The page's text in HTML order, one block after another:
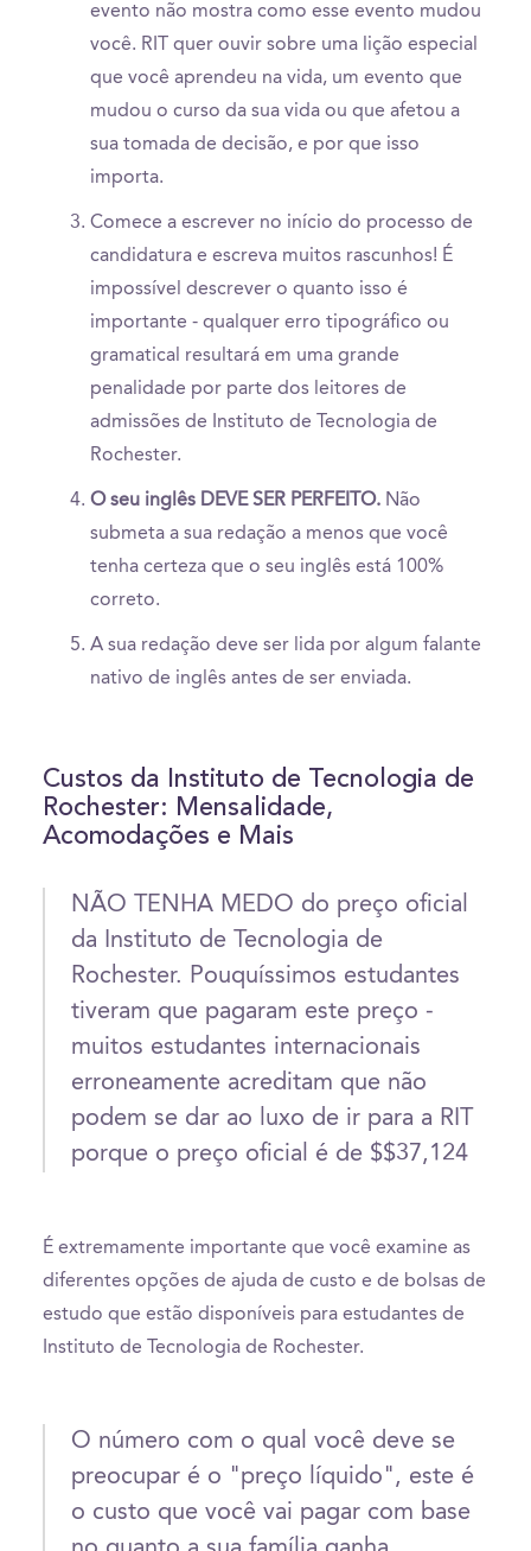
evento não mostra como esse evento mudou
você. RIT quer ouvir sobre uma lição especial
que você aprendeu na vida, um evento que
mudou o curso da sua vida ou que afetou a
sua tomada de decisão, e por que isso
importa.
Comece a escrever no início do processo de
candidatura e escreva muitos rascunhos! É
impossível descrever o quanto isso é
importante - qualquer erro tipográfico ou
gramatical resultará em uma grande
penalidade por parte dos leitores de
admissões de Instituto de Tecnologia de
Rochester.
O seu inglês DEVE SER PERFEITO. Não
submeta a sua redação a menos que você
tenha certeza que o seu inglês está 100%
correto.
A sua redação deve ser lida por algum falante
nativo de inglês antes de ser enviada.
Custos da Instituto de Tecnologia de
Rochester: Mensalidade,
Acomodações e Mais
NÃO TENHA MEDO do preço oficial
da Instituto de Tecnologia de
Rochester. Pouquíssimos estudantes
tiveram que pagaram este preço -
muitos estudantes internacionais
erroneamente acreditam que não
podem se dar ao luxo de ir para a RIT
porque o preço oficial é de $$37,124
É extremamente importante que você examine as
diferentes opções de ajuda de custo e de bolsas de
estudo que estão disponíveis para estudantes de
Instituto de Tecnologia de Rochester.
O número com o qual você deve se
preocupar é o "preço líquido", este é
o custo que você vai pagar com base